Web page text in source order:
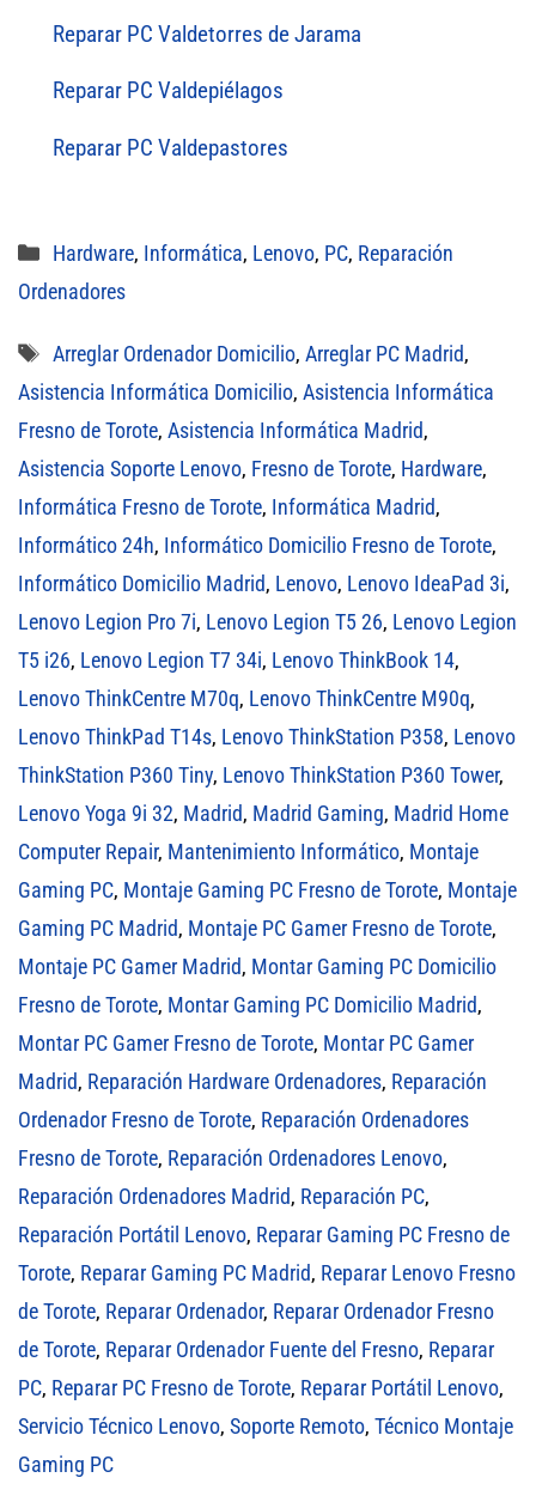
Reparar PC Valdetorres de Jarama
Reparar PC Valdepiélagos
Reparar PC Valdepastores
Categorías
Hardware, Informática, Lenovo, PC, Reparación
Ordenadores
Etiquetas
Arreglar Ordenador Domicilio, Arreglar PC Madrid,
Asistencia Informática Domicilio, Asistencia Informática
Fresno de Torote, Asistencia Informática Madrid,
Asistencia Soporte Lenovo, Fresno de Torote, Hardware,
Informática Fresno de Torote, Informática Madrid,
Informático 24h, Informático Domicilio Fresno de Torote,
Informático Domicilio Madrid, Lenovo, Lenovo IdeaPad 3i,
Lenovo Legion Pro 7i, Lenovo Legion T5 26, Lenovo Legion
T5 i26, Lenovo Legion T7 34i, Lenovo ThinkBook 14,
Lenovo ThinkCentre M70q, Lenovo ThinkCentre M90q,
Lenovo ThinkPad T14s, Lenovo ThinkStation P358, Lenovo
ThinkStation P360 Tiny, Lenovo ThinkStation P360 Tower,
Lenovo Yoga 9i 32, Madrid, Madrid Gaming, Madrid Home
Computer Repair, Mantenimiento Informático, Montaje
Gaming PC, Montaje Gaming PC Fresno de Torote, Montaje
Gaming PC Madrid, Montaje PC Gamer Fresno de Torote,
Montaje PC Gamer Madrid, Montar Gaming PC Domicilio
Fresno de Torote, Montar Gaming PC Domicilio Madrid,
Montar PC Gamer Fresno de Torote, Montar PC Gamer
Madrid, Reparación Hardware Ordenadores, Reparación
Ordenador Fresno de Torote, Reparación Ordenadores
Fresno de Torote, Reparación Ordenadores Lenovo,
Reparación Ordenadores Madrid, Reparación PC,
Reparación Portátil Lenovo, Reparar Gaming PC Fresno de
Torote, Reparar Gaming PC Madrid, Reparar Lenovo Fresno
de Torote, Reparar Ordenador, Reparar Ordenador Fresno
de Torote, Reparar Ordenador Fuente del Fresno, Reparar
PC, Reparar PC Fresno de Torote, Reparar Portátil Lenovo,
Servicio Técnico Lenovo, Soporte Remoto, Técnico Montaje
Gaming PC